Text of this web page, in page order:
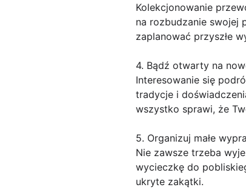
Kolekcjonowanie
na rozbudzanie swojej
zaplanować przyszłe
4. Bądź otwarty na
Interesowanie się
tradycje i
wszystko sprawi, że
5. Organizuj małe
Nie zawsze trzeba
wycieczkę do
ukryte zakątki.